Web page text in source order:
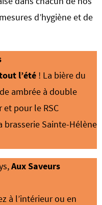
d’hygiène et de
l’été ! La bière du
ambrée à double
pour le RSC
brasserie Sainte-Hélène
Aux Saveurs
à l’intérieur ou en